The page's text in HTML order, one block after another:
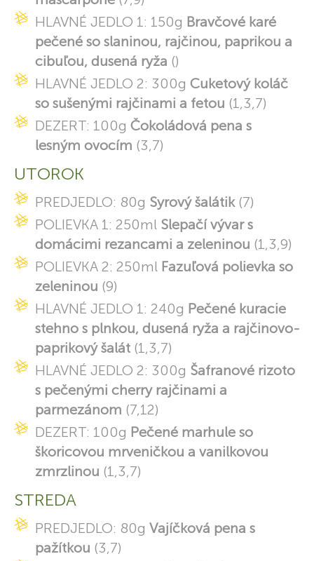
HLAVNÉ JEDLO 1: 150g Bravčové karé
pečené so slaninou, rajčinou, paprikou a
cibuľou, dusená ryža ()
HLAVNÉ JEDLO 2: 300g Cuketový koláč
so sušenými rajčinami a fetou (1,3,7)
DEZERT: 100g Čokoládová pena s
lesným ovocím (3,7)
UTOROK
PREDJEDLO: 80g Syrový šalátik(7)
POLIEVKA 1: 250ml Slepačí vývar s
domácimi rezancami a zeleninou (1,3,9)
POLIEVKA 2: 250ml Fazuľová polievka so
zeleninou (9)
HLAVNÉ JEDLO 1: 240g Pečené kuracie
stehno s plnkou, dusená ryža a rajčinovo-
paprikový šalát (1,3,7)
HLAVNÉ JEDLO 2: 300g Šafranové rizoto
s pečenými cherry rajčinami a
parmezánom (7,12)
DEZERT: 100g Pečené marhule so
škoricovou mrveničkou a vanilkovou
zmrzlinou (1,3,7)
STREDA
PREDJEDLO: 80g Vajíčková pena s
pažítkou (3,7)